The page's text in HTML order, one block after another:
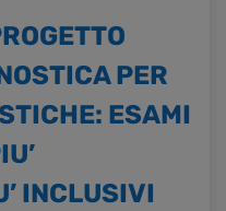
PER
ESAMI
INCLUSIVI